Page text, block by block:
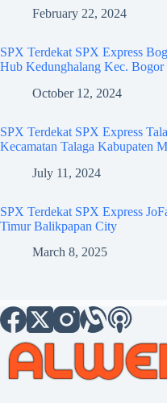
February 22, 2024
SPX Terdekat SPX Express
Hub Kedunghalang Kec.
October 12, 2024
SPX Terdekat SPX Express
Kecamatan Talaga Kabupaten
July 11, 2024
SPX Terdekat SPX Express
Timur Balikpapan City
March 8, 2025